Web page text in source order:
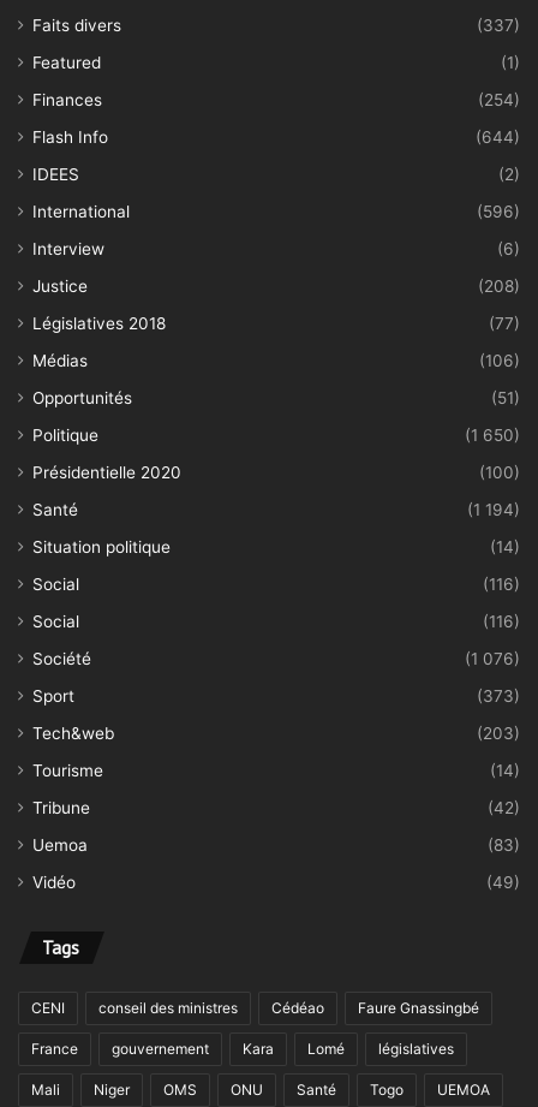
Faits divers
(337)
Featured
(1)
Finances
(254)
Flash Info
(644)
IDEES
(2)
International
(596)
Interview
(6)
Justice
(208)
Législatives 2018
(77)
Médias
(106)
Opportunités
(51)
Politique
(1 650)
Présidentielle 2020
(100)
Santé
(1 194)
Situation politique
(14)
Social
(116)
Social
(116)
Société
(1 076)
Sport
(373)
Tech&web
(203)
Tourisme
(14)
Tribune
(42)
Uemoa
(83)
Vidéo
(49)
Tags
CENI conseil des ministres Cédéao Faure Gnassingbé
France gouvernement Kara Lomé législatives
Mali Niger OMS ONU Santé Togo UEMOA